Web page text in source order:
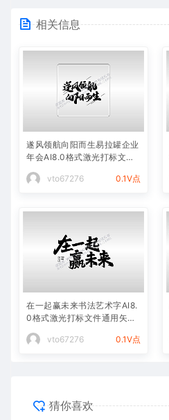
相关信息
遂风领航向阳而生易拉罐企业
年会AI8.0格式激光打标文件
通用矢量图
vto67276
0.1V点
在一起赢未来书法艺术字AI8.
0格式激光打标文件通用矢量
vto67276
0.1V点
猜你喜欢